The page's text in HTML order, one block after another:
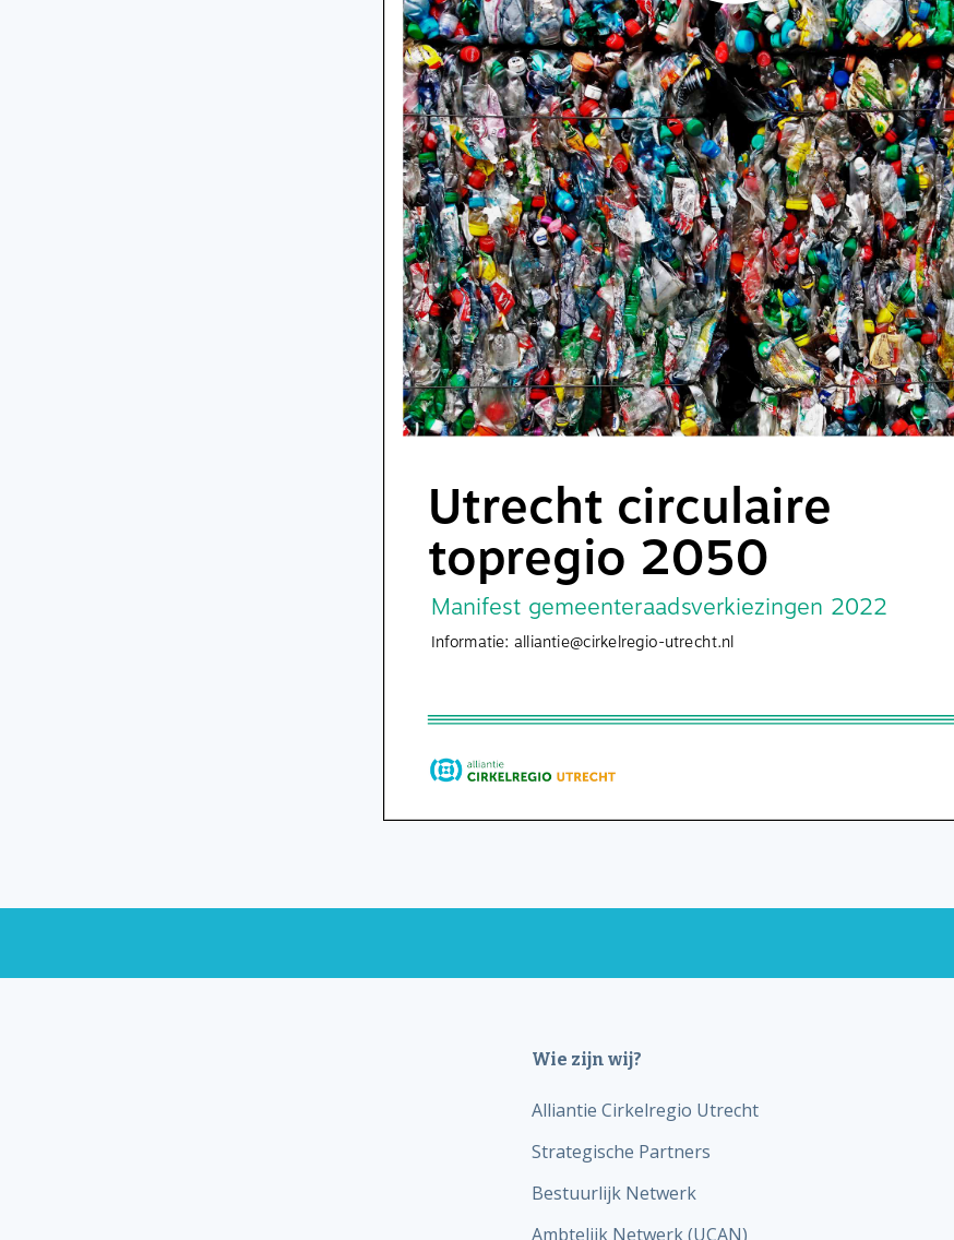
Wie zijn wij?
Alliantie Cirkelregio Utrecht
Strategische Partners
Bestuurlijk Netwerk
Ambtelijk Netwerk (UCAN)